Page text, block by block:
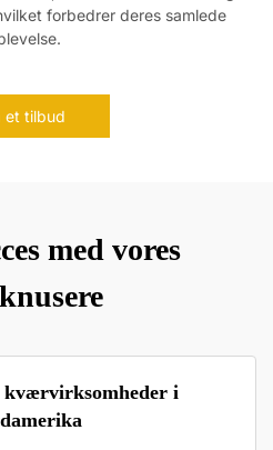
forbedrer deres samlede
et tilbud
med vores
i